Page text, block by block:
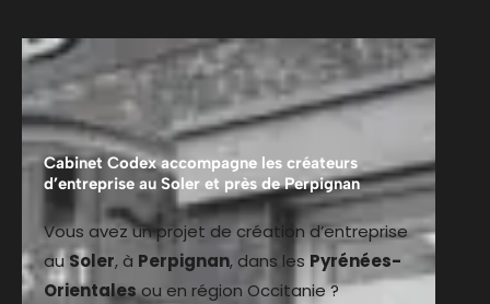
Cabinet Codex accompagne les créateurs
d’entreprise au Soler et près de Perpignan
Vous avez un projet de création d’entreprise
au Soler, à Perpignan, dans les Pyrénées-
Orientalesou en région Occitanie ?